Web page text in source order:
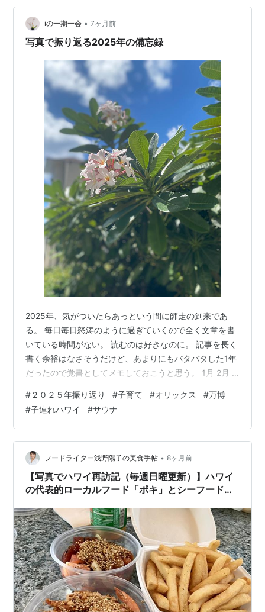
してくれています。 前回は予約がいっぱいで当日の朝並
びましたが、今回のマカヒキの予約も、1分で埋まってし
まうほどの人気だったそうで、3日間…
iの一期一会 • 7ヶ月前
写真で振り返る2025年の備忘録
2025年、気がついたらあっという間に師走の到来であ
る。 毎日毎日怒涛のように過ぎていくので全く文章を書
いている時間がない。 読むのは好きなのに。 記事を長く
書く余裕はなさそうだけど、あまりにもバタバタした1年
だったので覚書としてメモしておこうと思う。 1月 2月 3
会(1歳) ニューウイング放送局(阪神淡路大震災の年のオ
リックスの話/オフシーズンの契約時名言) 子は12月生ま
れなのだが、1歳のお誕生日は祖父母に意見を聞いてみよ
うと思って4択にしたら、いちばんお金がかかる感じの盛
大にやることになったのでみんなの予定が合わ…
#２０２５年振り返り #子育て #オリックス #万博
#子連れハワイ #サウナ
フードライター浅野陽子の美食手帖 • 8ヶ月前
【写真でハワイ再訪記（毎週日曜更新）】ハワイ
の代表的ローカルフード「ポキ」とシーフード料